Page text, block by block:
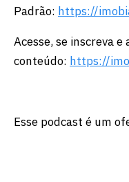
Padrão: https://
Acesse, se inscreva
conteúdo: https://
Esse podcast é um